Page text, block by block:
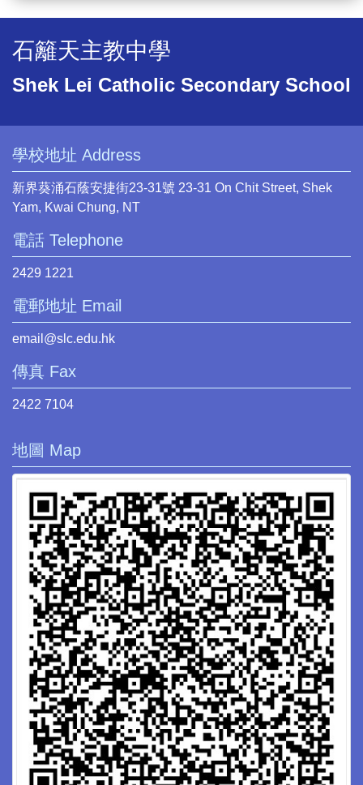
石籬天主教中學
Shek Lei Catholic Secondary School
學校地址 Address
新界葵涌石蔭安捷街23-31號 23-31 On Chit Street, Shek
Yam, Kwai Chung, NT
電話 Telephone
2429 1221
電郵地址 Email
email@slc.edu.hk
傳真 Fax
2422 7104
地圖 Map